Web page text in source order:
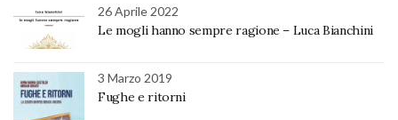
26 Aprile 2022
Le mogli hanno sempre ragione – Luca Bianchini
3 Marzo 2019
Fughe e ritorni